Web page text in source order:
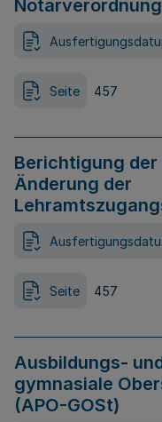
Seite 457
Berichtigung
Änderung der
Seite 457
Ausbildungs-
gymnasiale
(APO-GOSt)